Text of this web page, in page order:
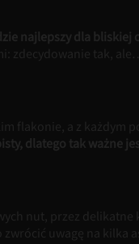
najlepszy dla bliskiej
zdecydowanie tak,
flakonie, a z
dlatego tak ważne
nut, przez
zwrócić uwagę na kilka